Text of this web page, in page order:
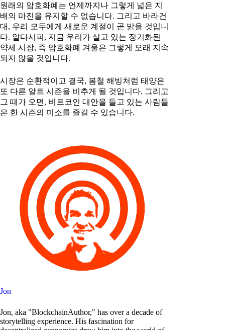
원래의 암호화폐는 언제까지나 그렇게 넓은 지
배의 마진을 유지할 수 없습니다. 그리고 바라건
대, 우리 모두에게 새로운 계절이 곧 밝을 것입니
다. 알다시피, 지금 우리가 살고 있는 장기화된
약세 시장, 즉 암호화폐 겨울은 그렇게 오래 지속
되지 않을 것입니다.
시장은 순환적이고 결국, 봄철 해빙처럼 태양은
또 다른 알트 시즌을 비추게 될 것입니다. 그리고
그 때가 오면, 비트코인 대안을 들고 있는 사람들
은 한 시즌의 미소를 즐길 수 있습니다.
Jon
Jon, aka "BlockchainAuthor," has over a decade of
storytelling experience. His fascination for